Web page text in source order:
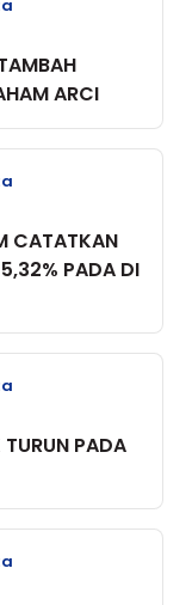
ARCI
CATATKAN
PADA DI
PADA